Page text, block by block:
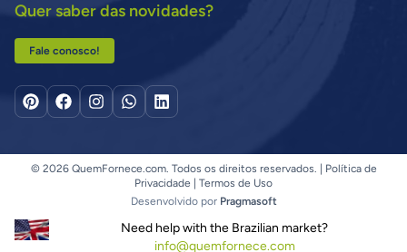
Quer saber das novidades?
Fale conosco!
© 2026 QuemFornece.com. Todos os direitos reservados. |
Política de
Privacidade
Termos de Uso
Desenvolvido por Pragmasoft
Need help with the Brazilian market?
info@quemfornece.com